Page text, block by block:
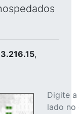
,
Digite
lado no